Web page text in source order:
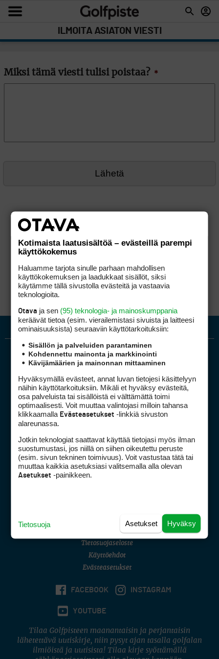
ILMOITA ASIATON VIESTI
Miksi tämä viesti tulisi poistaa? *
Golfpiste mediakortti
Golfpisteen yhteystiedot
DSA avoimuusraportti
Asiakaspalvelu
(digi) digi@otavamedia.fi
Tietosuojaseloste
Käyttöehdot
Evästeasetukset
FACEBOOK INSTAGRAM
YOUTUBE
Tilaa Golfpisteen maanantaisin ja perjantaisin
lähetettävä uutiskirje, niin pysyt ajan tasalla golfalan
ilmiöistä ja uutisista! Tilaa kirje syöttämällä
Kotimaista laatusisältöä – evästeillä parempi
käyttökokemus
Haluamme tarjota sinulle parhaan mahdollisen
käyttökokemuksen ja laadukkaat sisällöt, siksi
käytämme tällä sivustolla evästeitä ja vastaavia
teknologioita.
Otava ja sen (95) teknologia- ja mainoskumppania
keräävät tietoa (esim. vierailemis­tasi sivuista ja laitteesi
ominaisuuk­sista) seuraaviin käyttötarkoituksiin:
Sisällön ja palveluiden parantaminen
Kohdennettu mainonta ja markkinointi
Kävijämäärien ja mainonnan mittaaminen
Hyväksymällä evästeet, annat luvan tietojesi käsittelyyn
näihin käyttötarkoituksiin. Mikäli et hyväksy evästeitä,
osa palveluista tai sisällöistä ei välttämättä toimi
optimaalisesti. Voit muuttaa valintojasi milloin tahansa
klikkaamalla Evästeasetukset -linkkiä sivuston
alareunassa.
Jotkin teknologiat saattavat käyttää tietojasi myös ilman
suostumustasi, jos niillä on siihen oikeutettu peruste
(esim. sivun tekninen toimivuus). Voit vastustaa tätä tai
muuttaa kaikkia asetuksiasi valitsemalla alla olevan
Asetukset -painikkeen.
Hyväksy
Asetukset
Tietosuoja